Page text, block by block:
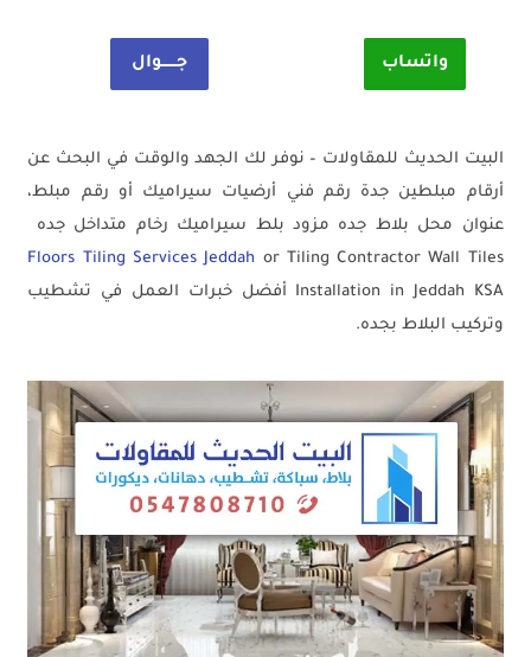
واتساب جــــــوال
البيت الحديث للمقاولات – نوفر لك الجهد والوقت في البحث عن
أرقام مبلطين جدة رقم فني أرضيات سيراميك أو رقم مبلط،
عنوان محل بلاط جده مزود بلط سيراميك رخام متداخل جده
Floors Tiling Services Jeddah or Tiling Contractor Wall Tiles
Installation in Jeddah KSA أفضل خبرات العمل في تشطيب
وتركيب البلاط بجده.